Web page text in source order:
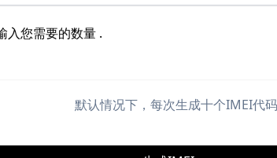
入您需要的数量 .
默认情况下，每次生成十个IMEI代码